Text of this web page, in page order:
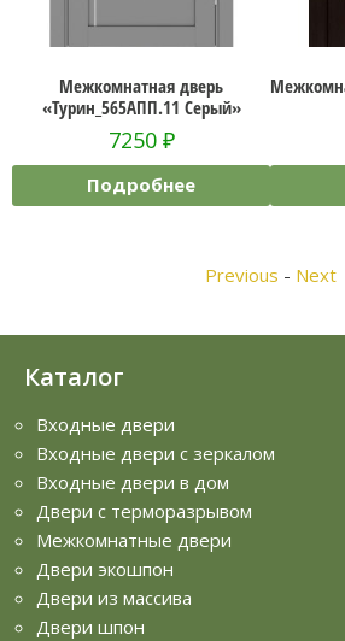
Межкомнатная дверь
«Турин_565АПП.11 Серый»
7250₽
Подробнее
Previous - Next
Каталог
Входные двери
Входные двери с зеркалом
Входные двери в дом
Двери с терморазрывом
Межкомнатные двери
Двери экошпон
Двери из массива
Двери шпон